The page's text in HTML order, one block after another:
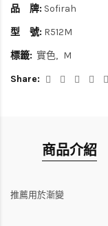
品 牌: Sofirah
型 號: R512M
標籤: 實色
M
Share:
商品介紹
推薦用於漸變